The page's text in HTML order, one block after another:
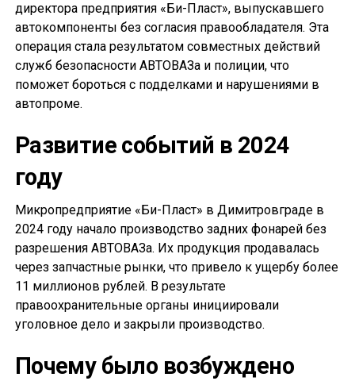
директора предприятия «Би-Пласт», выпускавшего
автокомпоненты без согласия правообладателя. Эта
операция стала результатом совместных действий
служб безопасности АВТОВАЗа и полиции, что
поможет бороться с подделками и нарушениями в
автопроме.
Развитие событий в 2024
году
Микропредприятие «Би-Пласт» в Димитровграде в
2024 году начало производство задних фонарей без
разрешения АВТОВАЗа. Их продукция продавалась
через запчастные рынки, что привело к ущербу более
11 миллионов рублей. В результате
правоохранительные органы инициировали
уголовное дело и закрыли производство.
Почему было возбуждено